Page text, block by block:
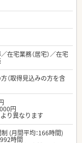
在宅業務（居宅）／在宅
（取得見込みの方を含
円
り異なります
(月間平均：166時間)
時間